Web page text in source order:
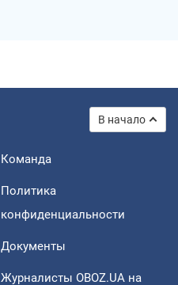
В начало
Команда
Политика
конфиденциальности
Документы
Журналисты OBOZ.UA на